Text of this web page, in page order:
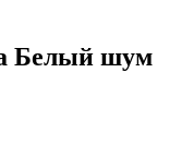
Белый шум